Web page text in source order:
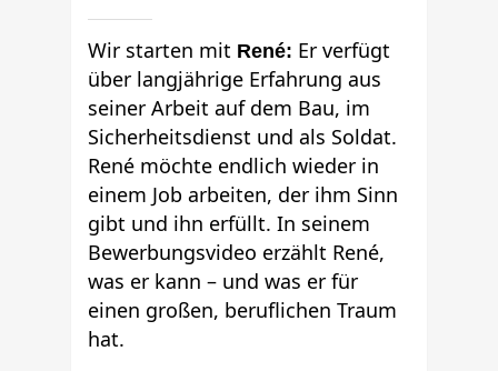
Wir starten mit René: Er verfügt
über langjährige Erfahrung aus
seiner Arbeit auf dem Bau, im
Sicherheitsdienst und als Soldat.
René möchte endlich wieder in
einem Job arbeiten, der ihm Sinn
gibt und ihn erfüllt. In seinem
Bewerbungsvideo erzählt René,
was er kann – und was er für
einen großen, beruflichen Traum
hat.